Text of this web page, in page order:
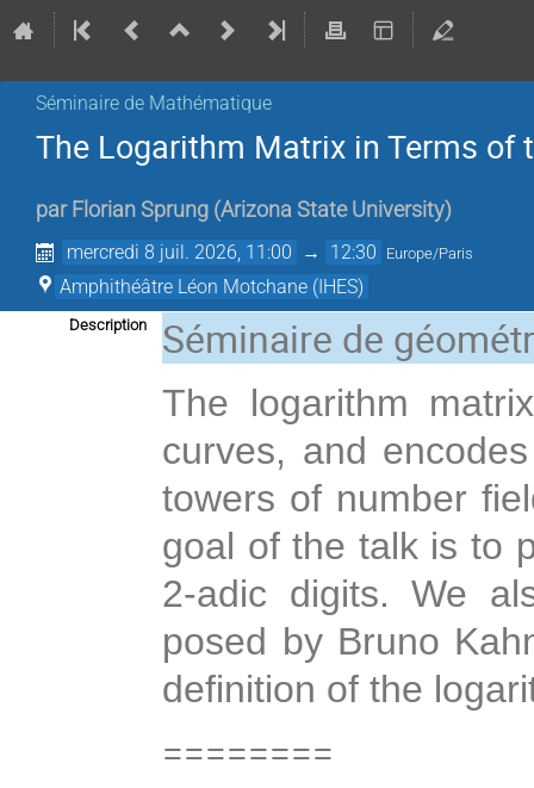
Séminaire de Mathématique
The Logarithm Matrix in Terms of
par Florian Sprung (Arizona State University)
mercredi 8 juil. 2026, 11:00 → 12:30 Europe/Paris
Amphithéâtre Léon Motchane (IHES)
Description Séminaire de
The logarithm
curves, and
towers of number
goal of the talk is to
2-adic digits. We
posed by Bruno
definition of the
========